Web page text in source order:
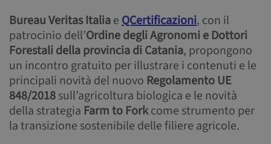
Bureau Veritas ItaliaeQCertificazioni, con il
patrocinio dell’Ordine degli Agronomi e Dottori
Forestali della provincia di Catania, propongono
un incontro gratuito per illustrare i contenuti e le
principali novità del nuovo Regolamento UE
848/2018sull’agricoltura biologica e le novità
della strategia Farm to Forkcome strumento per
la transizione sostenibile delle filiere agricole.